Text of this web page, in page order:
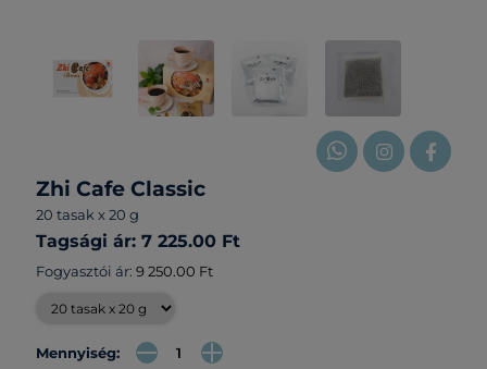
Zhi Cafe Classic
20 tasak x 20 g
Tagsági ár: 7 225.00 Ft
Fogyasztói ár: 9 250.00 Ft
Mennyiség: